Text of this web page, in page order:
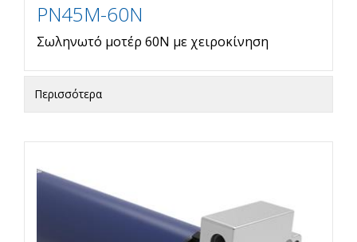
PN45M-60N
Σωληνωτό μοτέρ 60Ν με χειροκίνηση
Περισσότερα